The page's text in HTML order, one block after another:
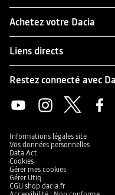
Achetez votre Dacia
Liens directs
Restez connecté avec
Informations légales site
Vos données personnelles
Data Act
Cookies
Gérer mes cookies
Gérer Utiq
CGU shop.dacia.fr